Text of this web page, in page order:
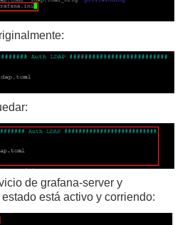
de grafana-server y
está activo y corriendo: